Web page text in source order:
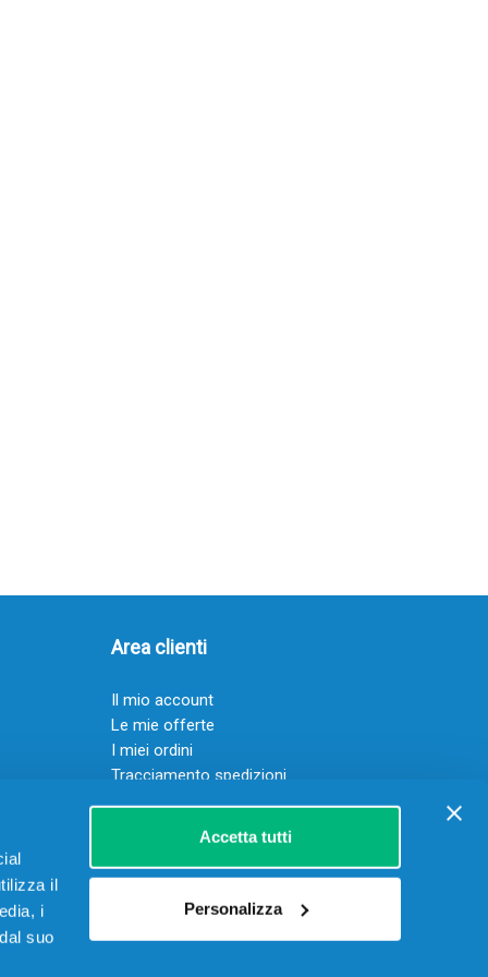
il
i
suo
Accetta tutti
Personalizza
Area clienti
Il mio account
Le mie offerte
I miei ordini
Tracciamento spedizioni
Resi
Servizio clienti